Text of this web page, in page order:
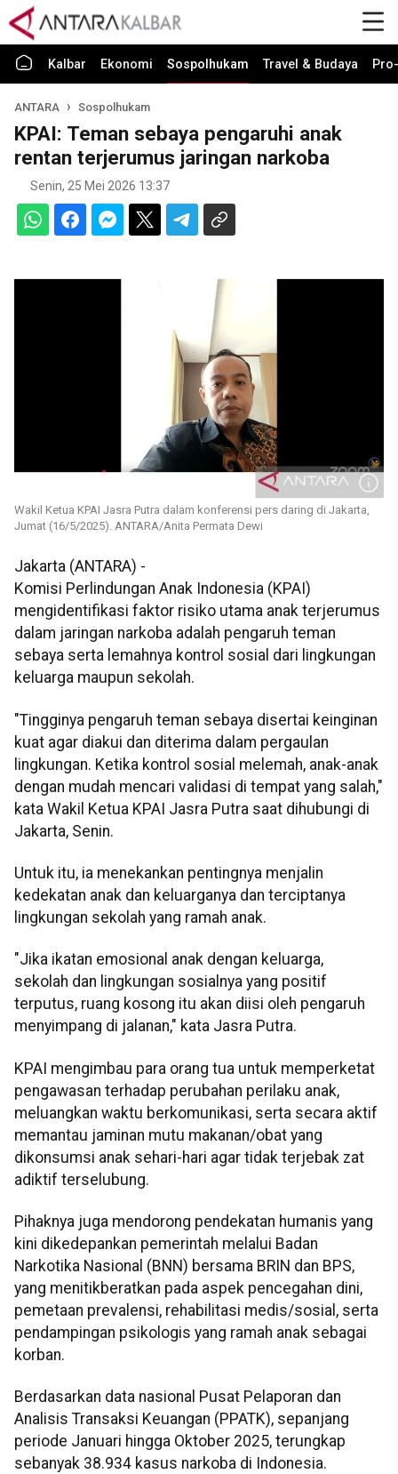
Kalbar Ekonomi Sospolhukam Travel & Budaya
ANTARA Sospolhukam
KPAI: Teman sebaya pengaruhi anak
rentan terjerumus jaringan narkoba
Senin, 25 Mei 2026 13:37
Wakil Ketua KPAI Jasra Putra dalam konferensi pers daring di Jakarta,
Jumat (16/5/2025). ANTARA/Anita Permata Dewi
Jakarta (ANTARA) -
Komisi Perlindungan Anak Indonesia (KPAI)
mengidentifikasi faktor risiko utama anak terjerumus
dalam jaringan narkoba adalah pengaruh teman
sebaya serta lemahnya kontrol sosial dari lingkungan
keluarga maupun sekolah.
"Tingginya pengaruh teman sebaya disertai keinginan
kuat agar diakui dan diterima dalam pergaulan
lingkungan. Ketika kontrol sosial melemah, anak-anak
dengan mudah mencari validasi di tempat yang salah,"
kata Wakil Ketua KPAI Jasra Putra saat dihubungi di
Jakarta, Senin.
Untuk itu, ia menekankan pentingnya menjalin
kedekatan anak dan keluarganya dan terciptanya
lingkungan sekolah yang ramah anak.
"Jika ikatan emosional anak dengan keluarga,
sekolah dan lingkungan sosialnya yang positif
terputus, ruang kosong itu akan diisi oleh pengaruh
menyimpang di jalanan," kata Jasra Putra.
KPAI mengimbau para orang tua untuk memperketat
pengawasan terhadap perubahan perilaku anak,
meluangkan waktu berkomunikasi, serta secara aktif
memantau jaminan mutu makanan/obat yang
dikonsumsi anak sehari-hari agar tidak terjebak zat
adiktif terselubung.
Pihaknya juga mendorong pendekatan humanis yang
kini dikedepankan pemerintah melalui Badan
Narkotika Nasional (BNN) bersama BRIN dan BPS,
yang menitikberatkan pada aspek pencegahan dini,
pemetaan prevalensi, rehabilitasi medis/sosial, serta
pendampingan psikologis yang ramah anak sebagai
korban.
Berdasarkan data nasional Pusat Pelaporan dan
Analisis Transaksi Keuangan (PPATK), sepanjang
periode Januari hingga Oktober 2025, terungkap
sebanyak 38.934 kasus narkoba di Indonesia.